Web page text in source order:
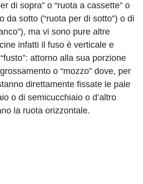
di sopra” o “ruota a cassette” o
da sotto (“ruota per di sotto”) o di
ma vi sono pure altre
infatti il fuso è verticale e
attorno alla sua porzione
o “mozzo” dove, per
direttamente fissate le pale
o di semicucchiaio o d’altro
la ruota orizzontale.